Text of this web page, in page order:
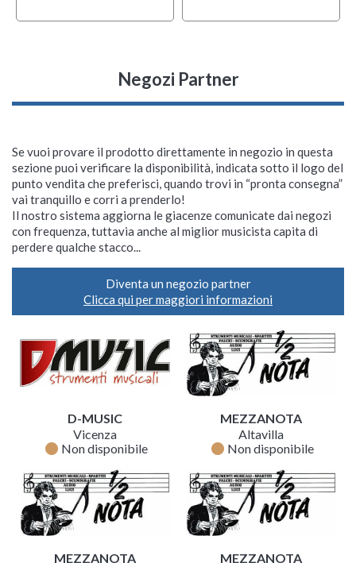
Negozi Partner
Se vuoi provare il prodotto direttamente in negozio in questa
sezione puoi verificare la disponibilità, indicata sotto il logo del
punto vendita che preferisci, quando trovi in “pronta consegna”
vai tranquillo e corri a prenderlo!
Il nostro sistema aggiorna le giacenze comunicate dai negozi
con frequenza, tuttavia anche al miglior musicista capita di
perdere qualche stacco...
Diventa un negozio partner
Clicca qui per maggiori informazioni
D-MUSIC
Vicenza
fiber_manual_record Non disponibile
MEZZANOTA
Altavilla
fiber_manual_record Non disponibile
MEZZANOTA
MEZZANOTA